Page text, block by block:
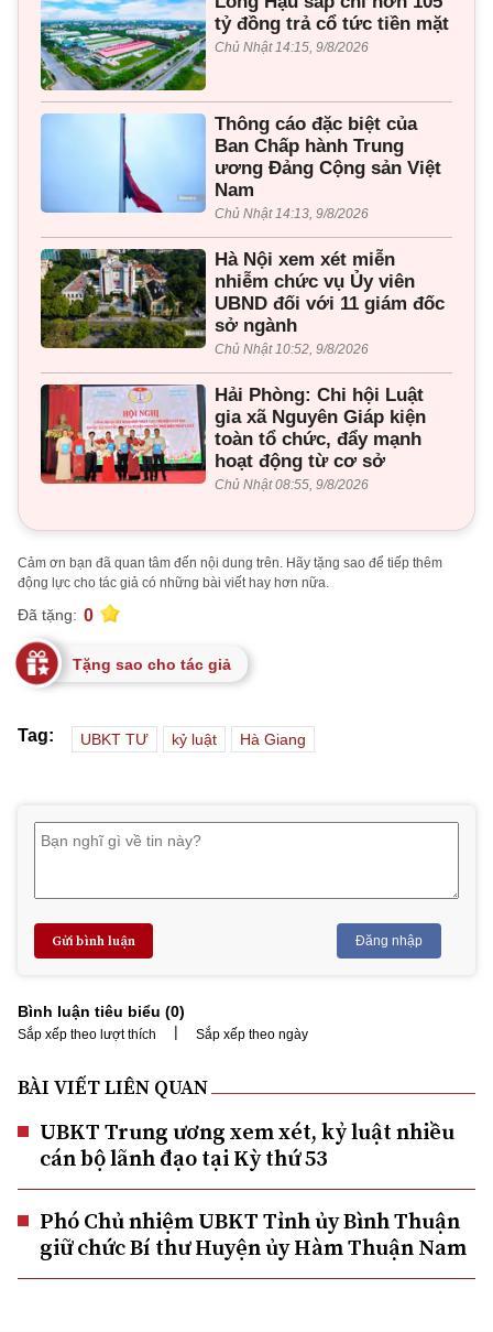
tỷ đồng trả cổ tức tiền mặt
Chủ Nhật 14:15, 9/8/2026
Thông cáo đặc biệt của
Ban Chấp hành Trung
ương Đảng Cộng sản Việt
Nam
Chủ Nhật 14:13, 9/8/2026
Hà Nội xem xét miễn
nhiễm chức vụ Ủy viên
UBND đối với 11 giám đốc
sở ngành
Chủ Nhật 10:52, 9/8/2026
Hải Phòng: Chi hội Luật
gia xã Nguyên Giáp kiện
toàn tổ chức, đẩy mạnh
hoạt động từ cơ sở
Chủ Nhật 08:55, 9/8/2026
Cảm ơn bạn đã quan tâm đến nội dung trên. Hãy tặng sao để tiếp thêm
động lực cho tác giả có những bài viết hay hơn nữa.
Đã tặng: 0
Tặng sao cho tác giả
Tag: UBKT TƯ kỷ luật Hà Giang
Gửi bình luận Đăng nhập
Bình luận tiêu biểu (0)
Sắp xếp theo lượt thích | Sắp xếp theo ngày
BÀI VIẾT LIÊN QUAN
UBKT Trung ương xem xét, kỷ luật nhiều
cán bộ lãnh đạo tại Kỳ thứ 53
Phó Chủ nhiệm UBKT Tỉnh ủy Bình Thuận
giữ chức Bí thư Huyện ủy Hàm Thuận Nam